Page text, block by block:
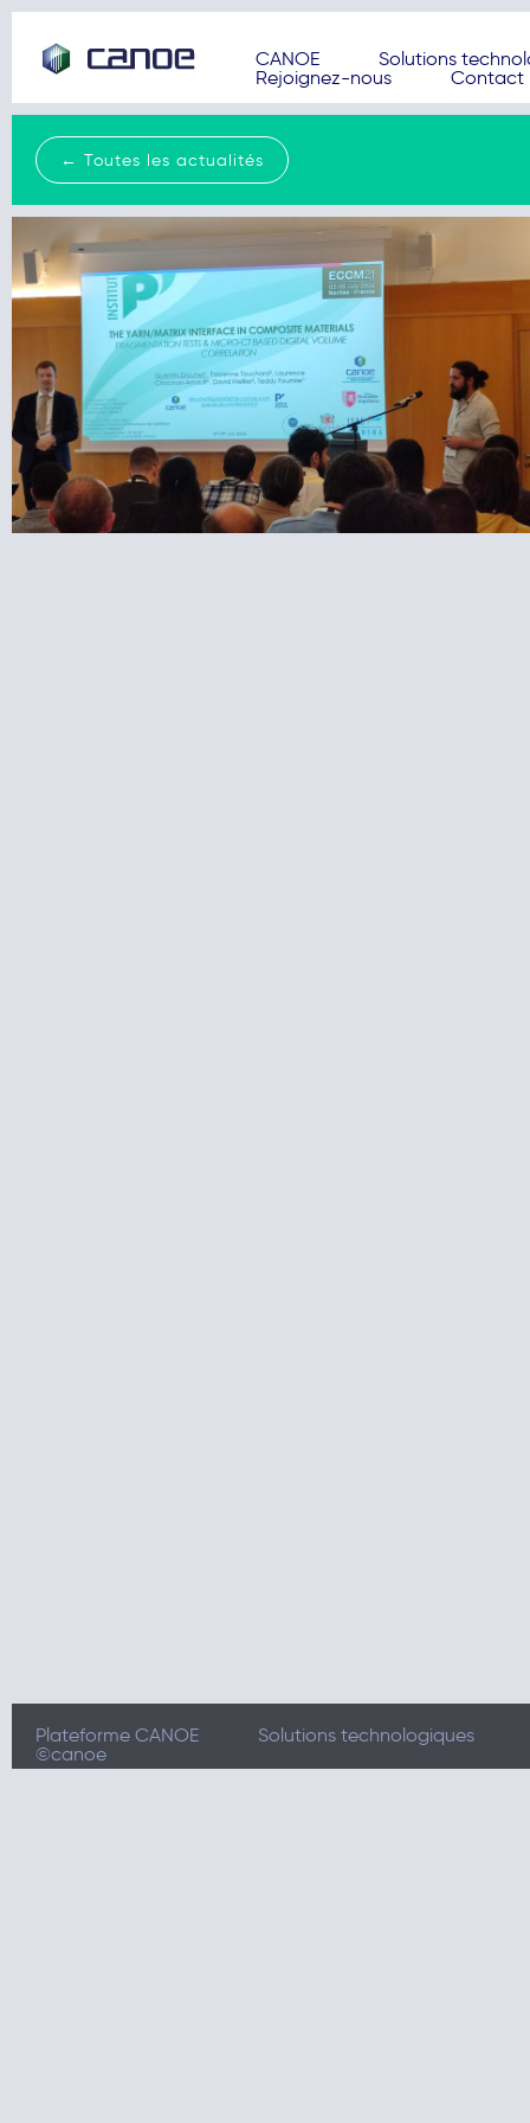
CANOE
Solutions
Rejoignez-nous
Contact
← Toutes les actualités
Plateforme CANOE
Solutions technologiques
©canoe